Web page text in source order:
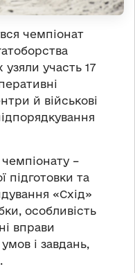
чемпіонат
участь 17
й військові
–
підготовки та
«Схід»
особливість
вправи
і завдань,